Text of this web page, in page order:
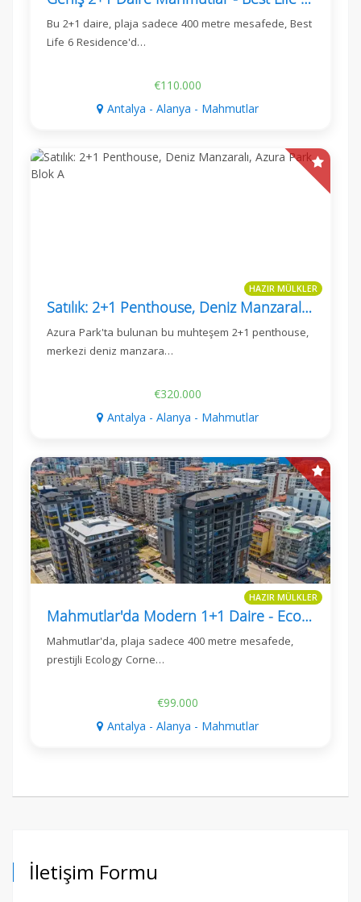
Bu 2+1 daire, plaja sadece 400 metre mesafede, Best
Life 6 Residence'd…
€110.000
Antalya - Alanya - Mahmutlar
HAZIR MÜLKLER
Satılık: 2+1 Penthouse, Deniz Manzaralı, Azura Park, Blok A
Azura Park'ta bulunan bu muhteşem 2+1 penthouse,
merkezi deniz manzara…
€320.000
Antalya - Alanya - Mahmutlar
HAZIR MÜLKLER
Mahmutlar'da Modern 1+1 Daire - Ecology Corner Residence
Mahmutlar'da, plaja sadece 400 metre mesafede,
prestijli Ecology Corne…
€99.000
Antalya - Alanya - Mahmutlar
İletişim Formu